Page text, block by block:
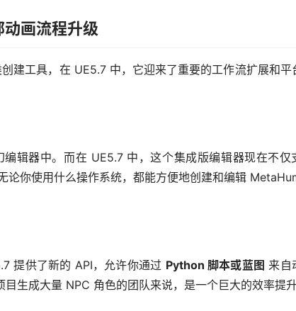
画流程升级
建工具，在 UE5.7 中，它迎来了重要的工作流扩展和平
辑器中。而在 UE5.7 中，这个集成版编辑器现在不仅
论你使用什么操作系统，都能方便地创建和编辑
提供了新的 API，允许你通过 Python 脚本或蓝图 来自
生成大量 NPC 角色的团队来说，是一个巨大的效率提升